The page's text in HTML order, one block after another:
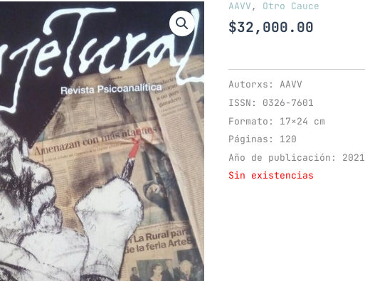
AAVV, Otro Cauce
$32,000.00
Autorxs: AAVV
ISSN: 0326-7601
Formato: 17×24 cm
Páginas: 120
Año de publicación: 2021
Sin existencias